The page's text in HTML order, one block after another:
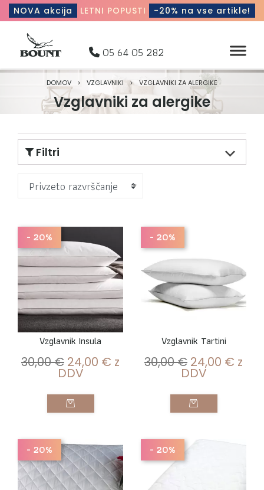
NOVA akcija LETNI POPUSTI -20% na vse artikle!
05 64 05 282
DOMOV > VZGLAVNIKI > VZGLAVNIKI ZA ALERGIKE
Vzglavniki za alergike
Filtri
Privzeto razvrščanje
- 20%
Vzglavnik Insula
30,00€ 24,00 € z
DDV
- 20%
Vzglavnik Tartini
30,00€ 24,00 € z
DDV
- 20% - 20%